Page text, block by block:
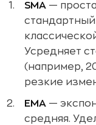
SMA —
стандартный
Усредняет
(например,
резкие
EMA —
средняя.